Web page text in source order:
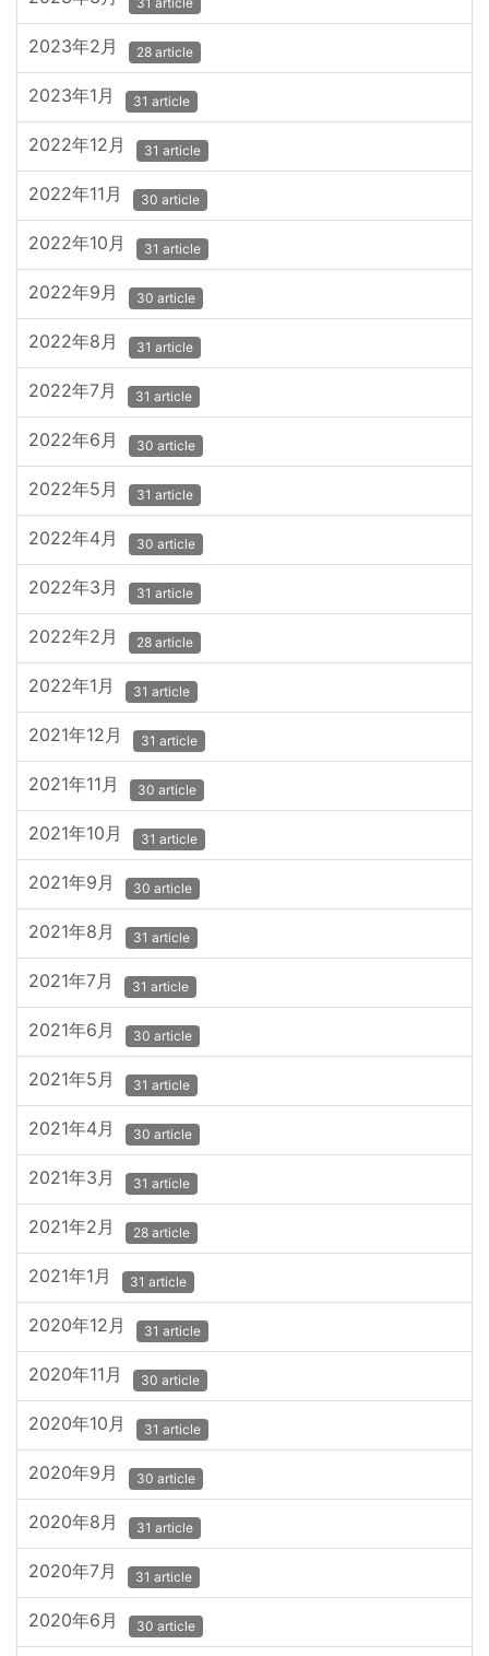
2023年2月 28 article
2023年1月 31 article
2022年12月 31 article
2022年11月 30 article
2022年10月 31 article
2022年9月 30 article
2022年8月 31 article
2022年7月 31 article
2022年6月 30 article
2022年5月 31 article
2022年4月 30 article
2022年3月 31 article
2022年2月 28 article
2022年1月 31 article
2021年12月 31 article
2021年11月 30 article
2021年10月 31 article
2021年9月 30 article
2021年8月 31 article
2021年7月 31 article
2021年6月 30 article
2021年5月 31 article
2021年4月 30 article
2021年3月 31 article
2021年2月 28 article
2021年1月 31 article
2020年12月 31 article
2020年11月 30 article
2020年10月 31 article
2020年9月 30 article
2020年8月 31 article
2020年7月 31 article
2020年6月 30 article